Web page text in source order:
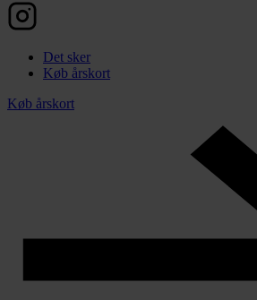
Det sker
Køb årskort
Køb årskort